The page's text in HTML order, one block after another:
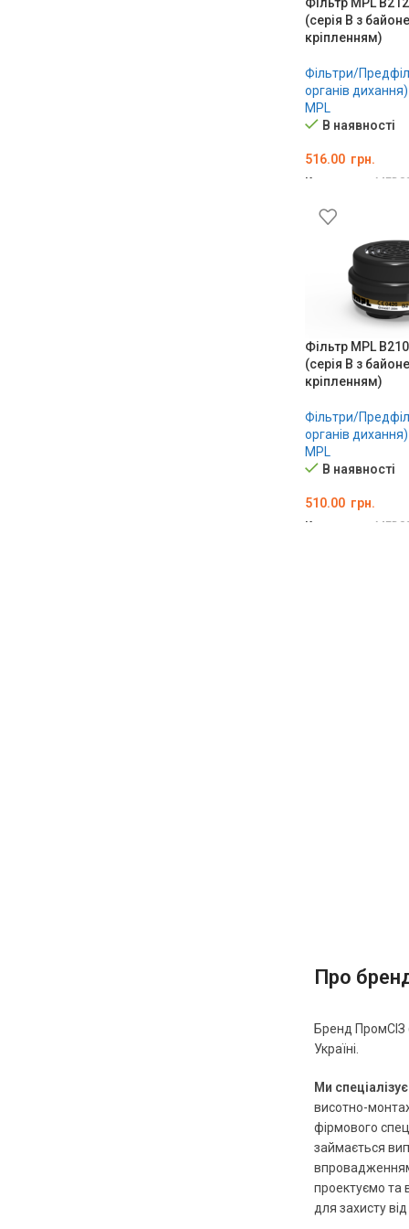
(серія В з
кріпленням)
Фільтри/
органів дихання)
MPL
В наявності
516.00 грн.
Код товару:
ДОДАТИ В
Фільтр MPL
(серія В з
кріпленням)
Фільтри/
органів дихання)
MPL
В наявності
510.00 грн.
Код товару:
Про
Бренд ПромСІЗ
Україні.
Ми
висотно-
фірмового
займається
проектуємо та
для захисту